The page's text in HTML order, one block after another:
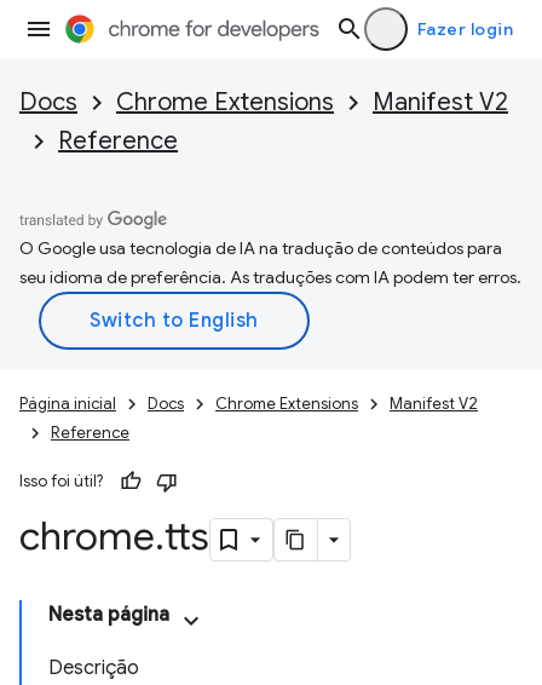
Fazer login
Docs Chrome Extensions
Manifest V2
Reference
O Google usa tecnologia de IA na tradução de conteúdos para
seu idioma de preferência. As traduções com IA podem ter erros.
Página inicial Docs Chrome Extensions
Manifest V2
Reference
Isso foi útil?
chrome.tts
Nesta página
Descrição